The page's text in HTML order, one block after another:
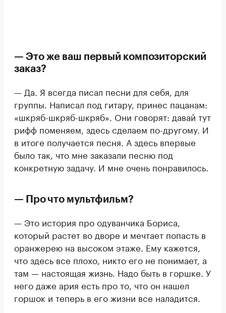
— Это же ваш первый композиторский
заказ?
— Да. Я всегда писал песни для себя, для
группы. Написал под гитару, принес пацанам:
«шкряб-шкряб-шкряб». Они говорят: давай тут
рифф поменяем, здесь сделаем по-другому. И
в итоге получается песня. А здесь впервые
было так, что мне заказали песню под
конкретную задачу. И мне очень понравилось.
— Про что мультфильм?
— Это история про одуванчика Бориса,
который растет во дворе и мечтает попасть в
оранжерею на высоком этаже. Ему кажется,
что здесь все плохо, никто его не понимает, а
там — настоящая жизнь. Надо быть в горшке. У
него даже ария есть про то, что он нашел
горшок и теперь в его жизни все наладится.